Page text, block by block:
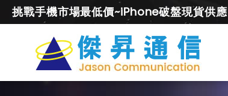
挑戰手機市場最低價~iPhone破盤現貨供應